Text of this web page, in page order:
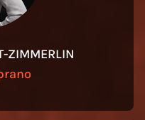
ZIMMERLIN